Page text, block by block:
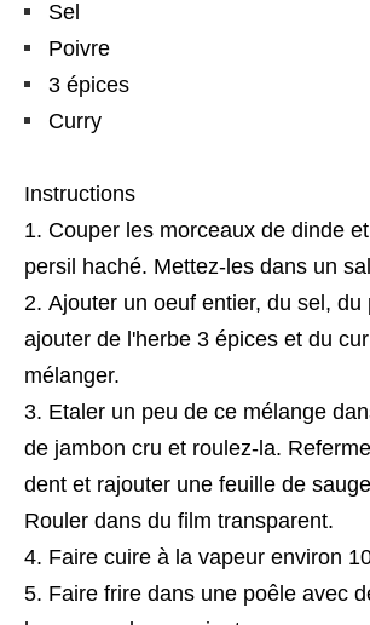
Sel
Poivre
3 épices
Curry
Instructions
Couper les morceaux de dinde
persil haché. Mettez-les dans un
Ajouter un oeuf entier, du sel, du
ajouter de l'herbe 3 épices et du
mélanger.
Etaler un peu de ce mélange
de jambon cru et roulez-la.
dent et rajouter une feuille de
Rouler dans du film transparent.
Faire cuire à la vapeur environ
Faire frire dans une poêle avec